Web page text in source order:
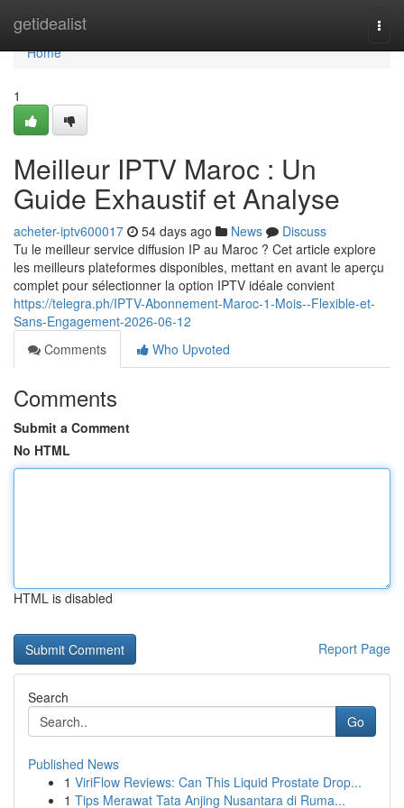
getidealist
Home
Home
1
Meilleur IPTV Maroc : Un
Guide Exhaustif et Analyse
acheter-iptv600017 54 days ago News
Discuss
Tu le meilleur service diffusion IP au Maroc ? Cet article explore
les meilleurs plateformes disponibles, mettant en avant le aperçu
complet pour sélectionner la option IPTV idéale convient
https://telegra.ph/IPTV-Abonnement-Maroc-1-Mois--Flexible-et-
Sans-Engagement-2026-06-12
Comments
Who Upvoted
Comments
Submit a Comment
No HTML
HTML is disabled
Report Page
Search
Go
Published News
1 ViriFlow Reviews: Can This Liquid Prostate Drop...
1 Tips Merawat Tata Anjing Nusantara di Ruma...